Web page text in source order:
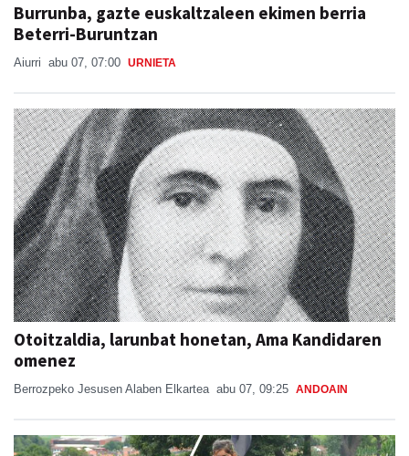
Burrunba, gazte euskaltzaleen ekimen berria
Beterri-Buruntzan
Aiurri abu 07, 07:00 URNIETA
Otoitzaldia, larunbat honetan, Ama Kandidaren
omenez
Berrozpeko Jesusen Alaben Elkartea abu 07, 09:25 ANDOAIN